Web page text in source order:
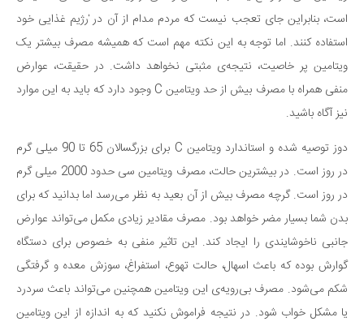
عکاسی و هنرهای تجسمی
کتاب و کتاب‌خوانی
تاریخ
معماری
علمی
فناوری‌ها
نجوم و هوا فضا
زمین و محیط زیست
خودرو
سرگرمی
دانستنی‌ها
بازی
است، بنابراین جای تعجب نیست که مردم مدام از آن در ٰرژیم غذایی خود
استفاده کنند. اما توجه به این نکته مهم است که همیشه مصرف بیشتر یک
ویتامین پر خاصیت، نتیجه‌ی مثبتی نخواهد داشت. در حقیقت، عوارض
منفی همراه با مصرف بیش از حد ویتامین C وجود دارد که باید به این موارد
نیز آگاه باشید.
دوز توصیه شده و استاندارد ویتامین C برای بزرگسالان 65 تا 90 میلی گرم
در روز است. در بیشترین حالت، مصرف ویتامین سی حدود 2000 میلی گرم
در روز است. گرچه مصرف بیش از آن بعید به نظر می‌رسد اما بدانید که برای
بدن شما بسیار مضر خواهد بود. مصرف مقادیر زیادی مکمل می‌تواند عوارض
جانبی ناخوشایندی را ایجاد کند. این تاثیر منفی به خصوص برای دستگاه
گوارش بوده که باعث اسهال، حالت تهوع، استفراغ، سوزش معده و گرفتگی
شکم می‌شود. مصرف بی‌رویه‌ی این ویتامین همچنین می‌تواند باعث سردرد
یا مشکل خواب شود. در نتیجه فراموش نکنید که به اندازه از این ویتامین